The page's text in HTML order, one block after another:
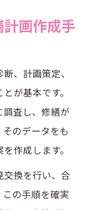
画作成手
、計画策定、
が基本です。
調査し、修繕が
のデータをも
作成します。
交換を行い、合
の手順を確実